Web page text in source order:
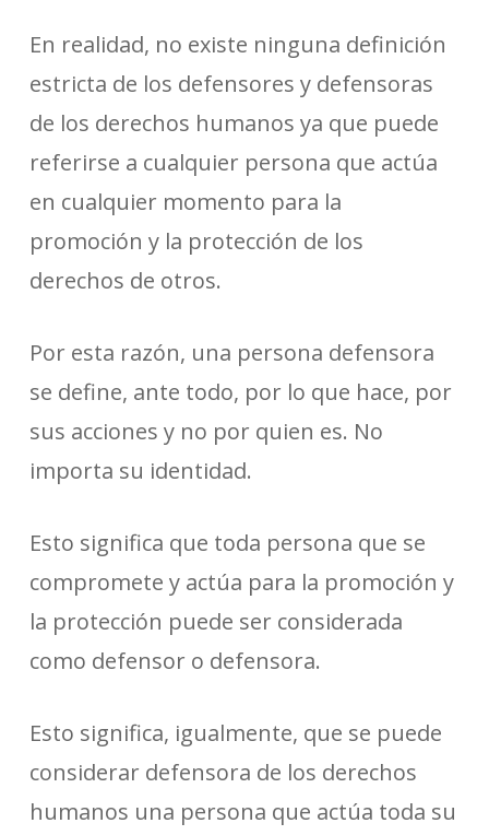
En realidad, no existe ninguna definición
estricta de los defensores y defensoras
de los derechos humanos ya que puede
referirse a cualquier persona que actúa
en cualquier momento para la
promoción y la protección de los
derechos de otros.
Por esta razón, una persona defensora
se define, ante todo, por lo que hace, por
sus acciones y no por quien es. No
importa su identidad.
Esto significa que toda persona que se
compromete y actúa para la promoción y
la protección puede ser considerada
como defensor o defensora.
Esto significa, igualmente, que se puede
considerar defensora de los derechos
humanos una persona que actúa toda su